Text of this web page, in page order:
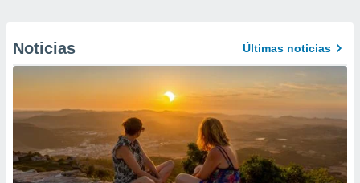
Noticias Últimas noticias